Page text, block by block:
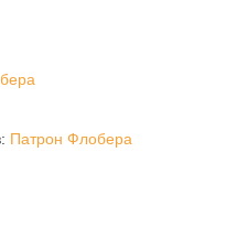
Патрон Флобера